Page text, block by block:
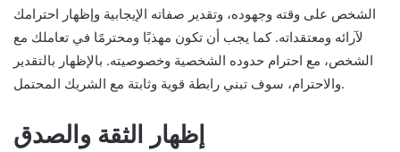
الشخص على وقته وجهوده، وتقدير صفاته الإيجابية وإظهار احترامك
لآرائه ومعتقداته. كما يجب أن تكون مهذبًا ومحترمًا في تعاملك مع
الشخص، مع احترام حدوده الشخصية وخصوصيته. بالإظهار بالتقدير
والاحترام، سوف تبني رابطة قوية وثابتة مع الشريك المحتمل.
إظهار الثقة والصدق